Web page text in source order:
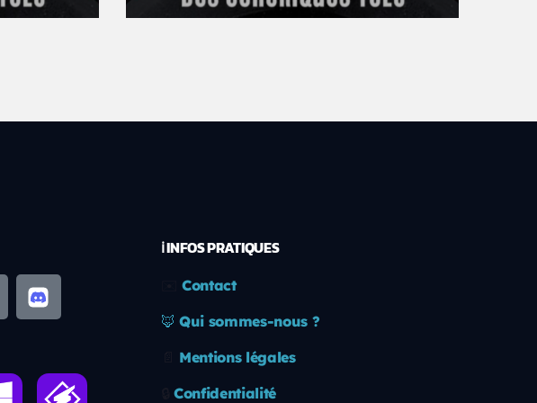
ℹ️ INFOS PRATIQUES
Contact
🦊 Qui sommes-nous ?
Mentions légales
Confidentialité